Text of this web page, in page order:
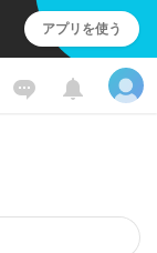
アプリを使う